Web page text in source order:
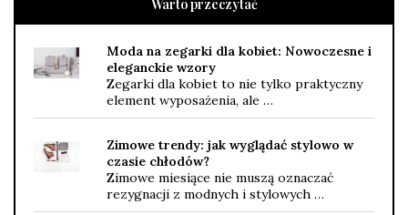
Warto przeczytać
Moda na zegarki dla kobiet: Nowoczesne i
eleganckie wzory
Zegarki dla kobiet to nie tylko praktyczny
element wyposażenia, ale …
Zimowe trendy: jak wyglądać stylowo w
czasie chłodów?
Zimowe miesiące nie muszą oznaczać
rezygnacji z modnych i stylowych …